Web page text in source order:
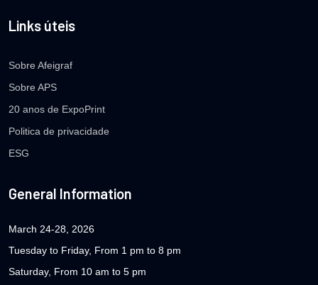
Links úteis
Sobre Afeigraf
Sobre APS
20 anos de ExpoPrint
Politica de privacidade
ESG
General Information
March 24-28, 2026
Tuesday to Friday, From 1 pm to 8 pm
Saturday, From 10 am to 5 pm